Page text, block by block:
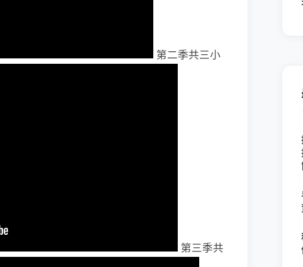
第二季共三小
第三季共